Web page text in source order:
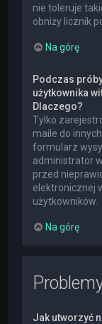
nie toleruje
obniży licznik
Na górę
Podczas
użytkownika
Dlaczego?
Tylko
maile do
formularz
administrator
przed
elektronicznej
użytkowników.
Na górę
Jak utworzyć